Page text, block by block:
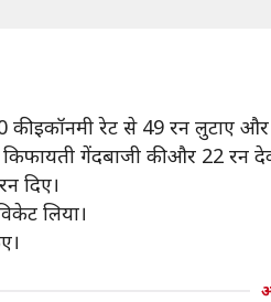
इकॉनमी रेट से 49 रन लुटाए
गेंदबाजी की और 22 रन
दिए।
लिया।